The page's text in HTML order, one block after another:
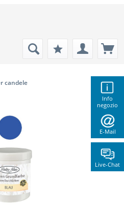
Info
negozio
E-Mail
Live-Chat
candele